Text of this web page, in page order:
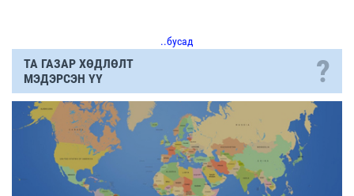
..бусад
ТА ГАЗАР ХӨДЛӨЛТ
МЭДЭРСЭН ҮҮ
?